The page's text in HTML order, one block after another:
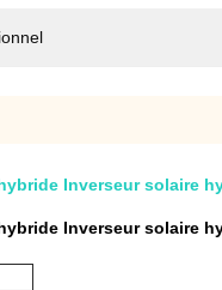
Inverseur solaire
Inverseur solaire